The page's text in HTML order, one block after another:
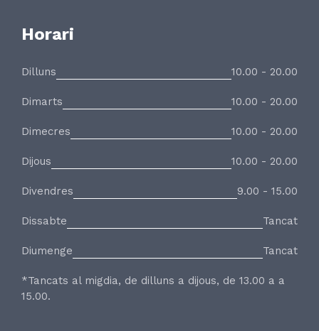
Horari
Dilluns 10.00 - 20.00
Dimarts 10.00 - 20.00
Dimecres 10.00 - 20.00
Dijous 10.00 - 20.00
Divendres 9.00 - 15.00
Dissabte Tancat
Diumenge Tancat
*Tancats al migdia, de dilluns a dijous, de 13.00 a a
15.00.